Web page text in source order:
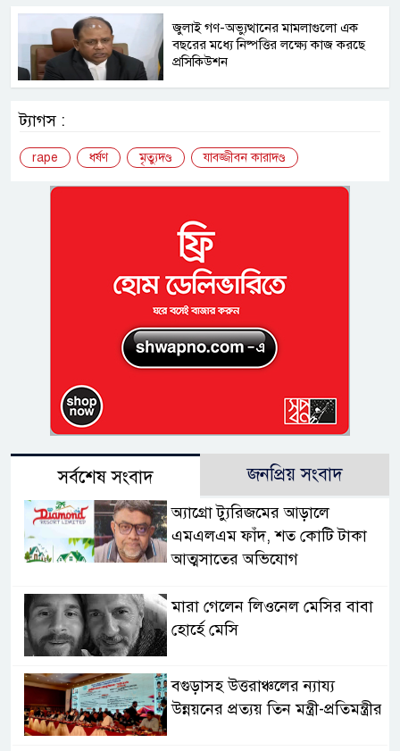
জুলাই গণ-অভ্যুত্থানের মামলাগুলো এক
বছরের মধ্যে নিষ্পত্তির লক্ষ্যে কাজ করছে
প্রসিকিউশন
ট্যাগস :
rape ধর্ষণ মৃত্যুদণ্ড যাবজ্জীবন কারাদণ্ড
সর্বশেষ সংবাদ জনপ্রিয় সংবাদ
অ্যাগ্রো ট্যুরিজমের আড়ালে
এমএলএম ফাঁদ, শত কোটি টাকা
আত্মসাতের অভিযোগ
মারা গেলেন লিওনেল মেসির বাবা
হোর্হে মেসি
বগুড়াসহ উত্তরাঞ্চলের ন্যায্য
উন্নয়নের প্রত্যয় তিন মন্ত্রী-প্রতিমন্ত্রীর